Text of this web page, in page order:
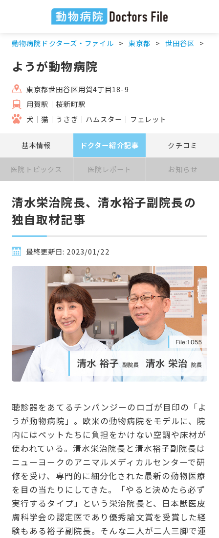
動物病院ドクターズ・ファイル 東京都 世田谷区
ようが動物病院
東京都世田谷区用賀4丁目18-9
用賀駅
桜新町駅
犬
猫 うさぎ ハムスター フェレット
基本情報 ドクター紹介記事 クチコミ
医院トピックス 医院レポート お知らせ
清水栄治院長、清水裕子副院長の
独自取材記事
最終更新日: 2023/01/22
聴診器をあてるチンパンジーのロゴが目印の「よ
うが動物病院」。欧米の動物病院をモデルに、院
内にはペットたちに負担をかけない空調や床材が
使われている。清水栄治院長と清水裕子副院長は
ニューヨークのアニマルメディカルセンターで研
修を受け、専門的に細分化された最新の動物医療
を目の当たりにしてきた。「やると決めたら必ず
実行するタイプ」という栄治院長と、日本獣医皮
膚科学会の認定医であり優秀論文賞を受賞した経
験もある裕子副院長。そんな二人が二人三脚で運